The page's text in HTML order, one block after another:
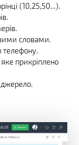
(10,25,50...).
словами.
телефону.
прикріплено